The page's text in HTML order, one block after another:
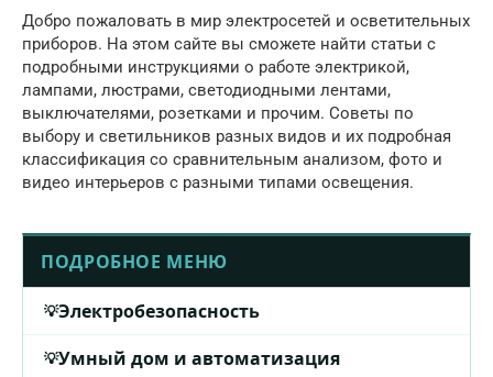
Добро пожаловать в мир электросетей и осветительных
приборов. На этом сайте вы сможете найти статьи с
подробными инструкциями о работе электрикой,
лампами, люстрами, светодиодными лентами,
выключателями, розетками и прочим. Советы по
выбору и светильников разных видов и их подробная
классификация со сравнительным анализом, фото и
видео интерьеров с разными типами освещения.
ПОДРОБНОЕ МЕНЮ
Электробезопасность
Умный дом и автоматизация